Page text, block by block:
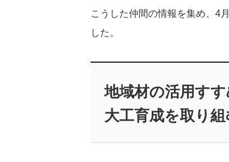
こうした仲間の情報を集め、4
した。
地域材の活用すす
大工育成を取り組